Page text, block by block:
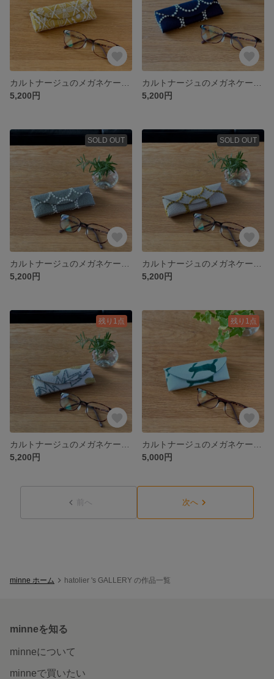
5,200円
5,200円
SOLD OUT
5,200円
SOLD OUT
5,200円
残り1点
5,200円
残り1点
5,000円
前へ 次へ
minne ホーム hatolier 's GALLERY の作品一覧
minneを知る
minneについて
minneで買いたい